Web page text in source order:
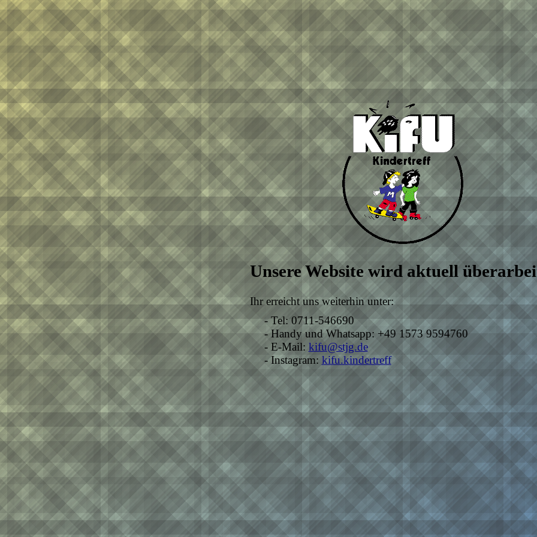
Unsere Website wird aktuell
Ihr erreicht uns weiterhin unter:
- Tel: 0711-546690
- Handy und Whatsapp: +49 1573 9594760
- E-Mail: kifu@stjg.de
- Instagram: kifu.kindertreff